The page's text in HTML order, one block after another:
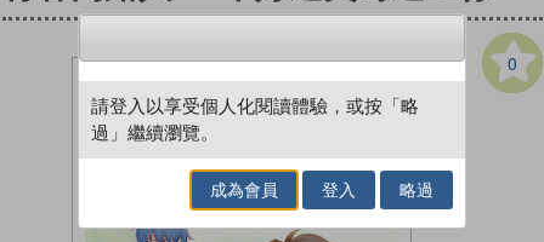
0
請登入以享受個人化閱讀體驗，或按「略
過」繼續瀏覽。
成為會員 登入 略過